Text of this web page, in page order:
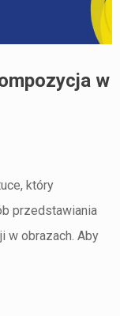
w
który
przedstawiania
w obrazach. Aby